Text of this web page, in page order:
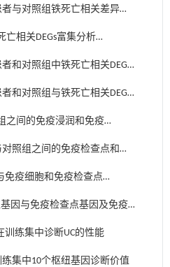
者与对照组铁死亡相关差异基
亡相关DEGs富集分析及
者和对照组中铁死亡相关DEGs
者和对照组与铁死亡相关DEGs
之间的免疫浸润和免疫
对照组之间的免疫检查点和免
分析
免疫细胞和免疫检查点
基因与免疫检查点基因及免疫
训练集中诊断UC的性能
练集中10个枢纽基因诊断价值